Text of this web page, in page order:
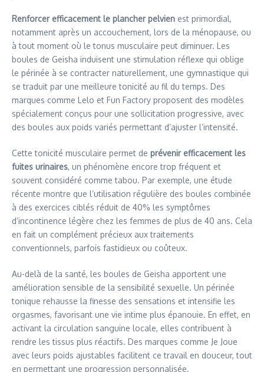
Renforcer efficacement le plancher pelvien est primordial,
notamment après un accouchement, lors de la ménopause, ou
à tout moment où le tonus musculaire peut diminuer. Les
boules de Geisha induisent une stimulation réflexe qui oblige
le périnée à se contracter naturellement, une gymnastique qui
se traduit par une meilleure tonicité au fil du temps. Des
marques comme Lelo et Fun Factory proposent des modèles
spécialement conçus pour une sollicitation progressive, avec
des boules aux poids variés permettant d’ajuster l’intensité.
Cette tonicité musculaire permet de prévenir efficacement les
fuites urinaires, un phénomène encore trop fréquent et
souvent considéré comme tabou. Par exemple, une étude
récente montre que l’utilisation régulière des boules combinée
à des exercices ciblés réduit de 40% les symptômes
d’incontinence légère chez les femmes de plus de 40 ans. Cela
en fait un complément précieux aux traitements
conventionnels, parfois fastidieux ou coûteux.
Au-delà de la santé, les boules de Geisha apportent une
amélioration sensible de la sensibilité sexuelle. Un périnée
tonique rehausse la finesse des sensations et intensifie les
orgasmes, favorisant une vie intime plus épanouie. En effet, en
activant la circulation sanguine locale, elles contribuent à
rendre les tissus plus réactifs. Des marques comme Je Joue
avec leurs poids ajustables facilitent ce travail en douceur, tout
en permettant une progression personnalisée.